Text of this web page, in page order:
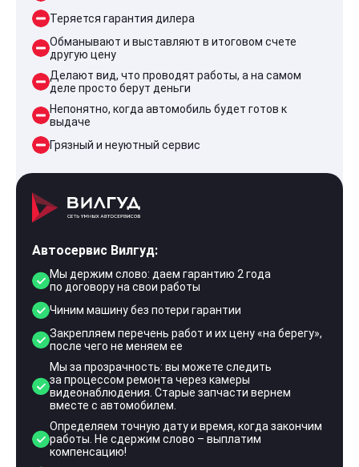
Теряется гарантия дилера
Обманывают и выставляют в итоговом счете
другую цену
Делают вид, что проводят работы, а на самом
деле просто берут деньги
Непонятно, когда автомобиль будет готов к
выдаче
Грязный и неуютный сервис
Автосервис Вилгуд:
Мы держим слово: даем гарантию 2 года
по договору на свои работы
Чиним машину без потери гарантии
Закрепляем перечень работ и их цену «на берегу»,
после чего не меняем ее
Мы за прозрачность: вы можете следить
за процессом ремонта через камеры
видеонаблюдения. Старые запчасти вернем
вместе с автомобилем.
Определяем точную дату и время, когда закончим
работы. Не сдержим слово – выплатим
компенсацию!